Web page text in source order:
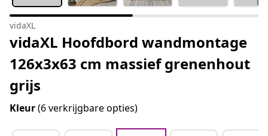
vidaXL
vidaXL Hoofdbord wandmontage
126x3x63 cm massief grenenhout
grijs
Kleur(6 verkrijgbare opties)